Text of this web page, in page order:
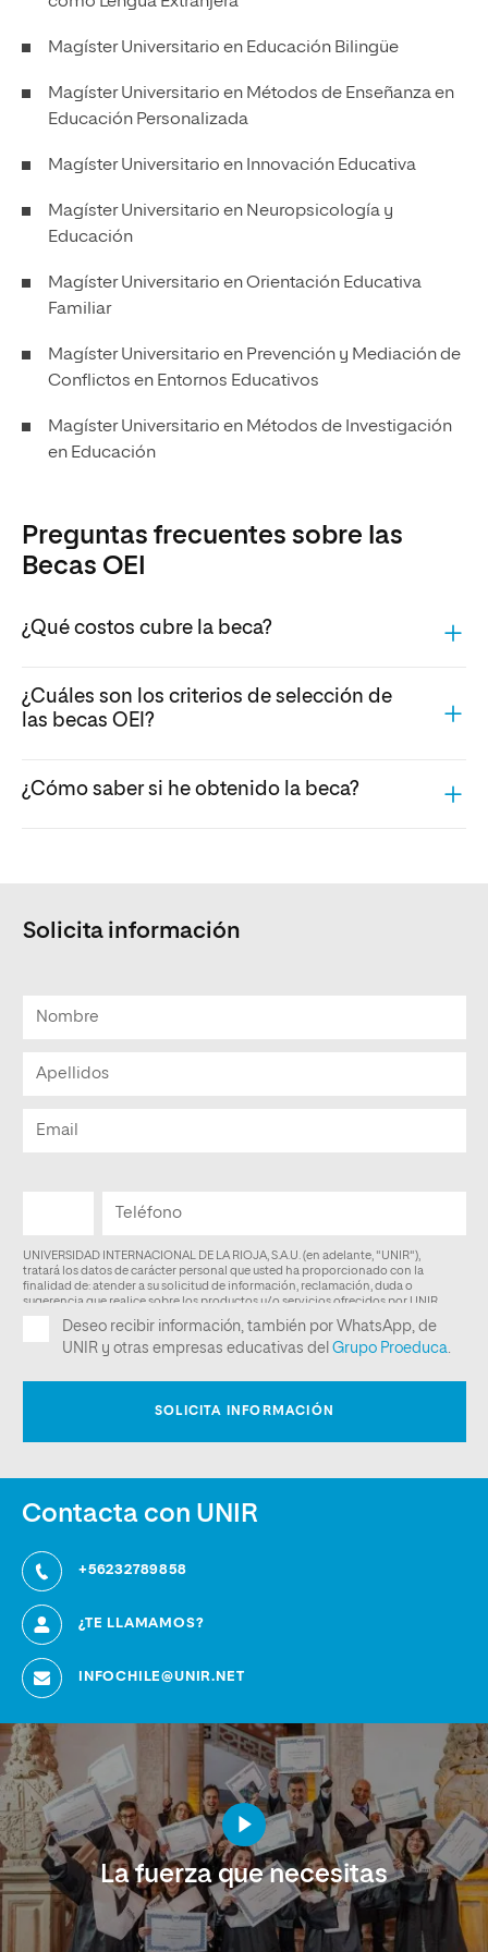
Magíster Universitario en Educación Bilingüe
Magíster Universitario en Métodos de Enseñanza en
Educación Personalizada
Magíster Universitario en Innovación Educativa
Magíster Universitario en Neuropsicología y
Educación
Magíster Universitario en Orientación Educativa
Familiar
Magíster Universitario en Prevención y Mediación de
Conflictos en Entornos Educativos
Magíster Universitario en Métodos de Investigación
en Educación
Preguntas frecuentes sobre las
Becas OEI
¿Qué costos cubre la beca?
¿Cuáles son los criterios de selección de
las becas OEI?
¿Cómo saber si he obtenido la beca?
Solicita información
Contacta con UNIR
+56232789858
¿TE LLAMAMOS?
INFOCHILE@UNIR.NET
La fuerza que necesitas